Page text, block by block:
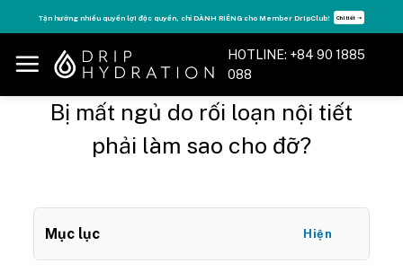
to
content
Tăng năng lượng - sống đỉnh cao với thẻ Vitamin Drip Membership. Xem ngay ➝
HOTLINE: +84 90 1885
088
Bị mất ngủ do rối loạn nội tiết
phải làm sao cho đỡ?
Mục lục Hiện